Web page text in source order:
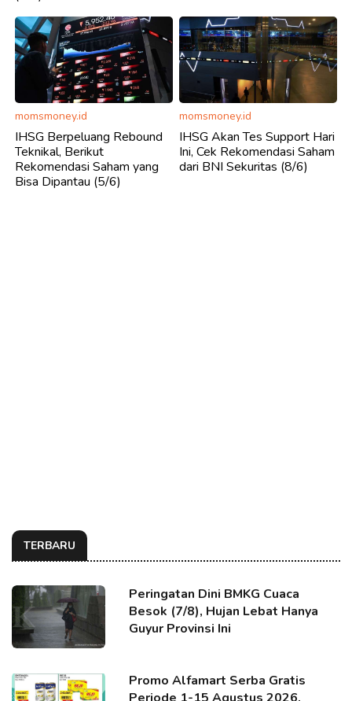
momsmoney.id
IHSG Berpeluang Rebound
Teknikal, Berikut
Rekomendasi Saham yang
Bisa Dipantau (5/6)
momsmoney.id
IHSG Akan Tes Support Hari
Ini, Cek Rekomendasi Saham
dari BNI Sekuritas (8/6)
TERBARU
Peringatan Dini BMKG Cuaca
Besok (7/8), Hujan Lebat Hanya
Guyur Provinsi Ini
Promo Alfamart Serba Gratis